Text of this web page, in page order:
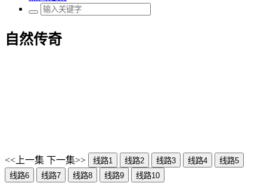
自然传奇
<<上一集 下一集>> 线路1 线路2 线路3 线路4
线路5
线路6
线路7 线路8 线路9 线路10